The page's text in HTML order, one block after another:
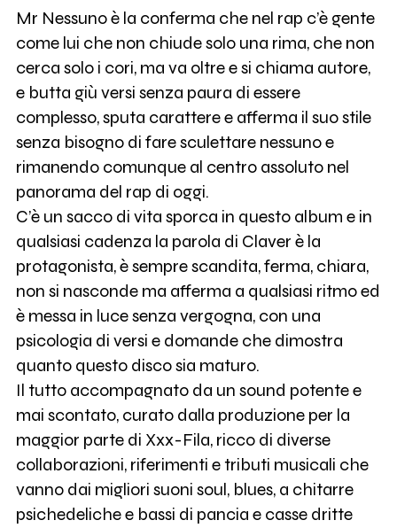
Mr Nessuno è la conferma che nel rap c’è gente
come lui che non chiude solo una rima, che non
cerca solo i cori, ma va oltre e si chiama autore,
e butta giù versi senza paura di essere
complesso, sputa carattere e afferma il suo stile
senza bisogno di fare sculettare nessuno e
rimanendo comunque al centro assoluto nel
panorama del rap di oggi.
C’è un sacco di vita sporca in questo album e in
qualsiasi cadenza la parola di Claver è la
protagonista, è sempre scandita, ferma, chiara,
non si nasconde ma afferma a qualsiasi ritmo ed
è messa in luce senza vergogna, con una
psicologia di versi e domande che dimostra
quanto questo disco sia maturo.
Il tutto accompagnato da un sound potente e
mai scontato, curato dalla produzione per la
maggior parte di Xxx-Fila, ricco di diverse
collaborazioni, riferimenti e tributi musicali che
vanno dai migliori suoni soul, blues, a chitarre
psichedeliche e bassi di pancia e casse dritte